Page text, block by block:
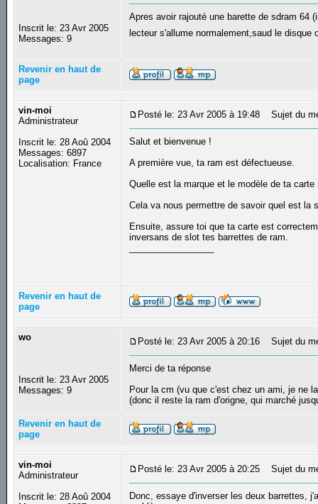
Inscrit le: 23 Avr 2005
Messages: 9
Apres avoir rajouté une barette de sdram 64
lecteur s'allume normalement,saud le
Revenir en haut de
page
vin-moi
Administrateur
Inscrit le: 28 Aoû 2004
Messages: 6897
Localisation: France
Posté le: 23 Avr 2005 à 19:48 Sujet du
Salut et bienvenue !
A première vue, ta ram est défectueuse.
Quelle est la marque et le modèle de ta
Cela va nous permettre de savoir quel est la
Ensuite, assure toi que ta carte est
inversans de slot tes barrettes de ram.
Revenir en haut de
page
wo
Inscrit le: 23 Avr 2005
Messages: 9
Posté le: 23 Avr 2005 à 20:16 Sujet du
Merci de ta réponse
Pour la cm (vu que c'est chez un ami, je ne
(donc il reste la ram d'origne, qui marché
Revenir en haut de
page
vin-moi
Administrateur
Inscrit le: 28 Aoû 2004
Posté le: 23 Avr 2005 à 20:25 Sujet du
Donc, essaye d'inverser les deux barrettes,